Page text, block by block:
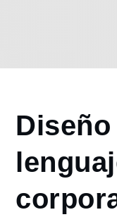
Home
2026
junio
12
logotipo y